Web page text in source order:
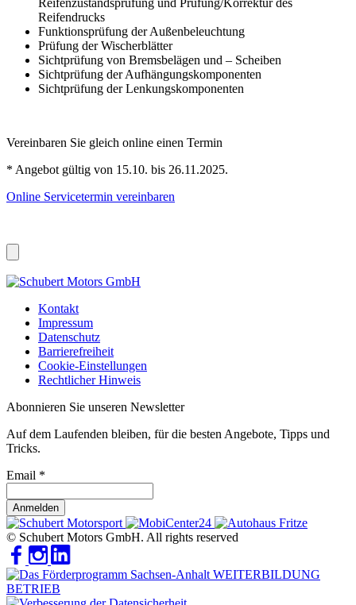
Reifenzustandsprüfung und Prüfung/Korrektur des
Reifendrucks
Funktionsprüfung der Außenbeleuchtung
Prüfung der Wischerblätter
Sichtprüfung von Bremsbelägen und – Scheiben
Sichtprüfung der Aufhängungskomponenten
Sichtprüfung der Lenkungskomponenten
Vereinbaren Sie gleich online einen Termin
* Angebot gültig von 15.10. bis 26.11.2025.
Online Servicetermin vereinbaren
Kontakt
Impressum
Datenschutz
Barrierefreiheit
Cookie-Einstellungen
Rechtlicher Hinweis
Abonnieren Sie unseren Newsletter
Auf dem Laufenden bleiben, für die besten Angebote, Tipps und
Tricks.
Email *
Anmelden
© Schubert Motors GmbH. All rights reserved